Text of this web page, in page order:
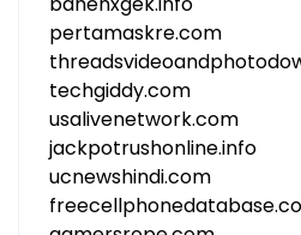
pertamaskre.com
techgiddy.com
usalivenetwork.com
jackpotrushonline.info
ucnewshindi.com